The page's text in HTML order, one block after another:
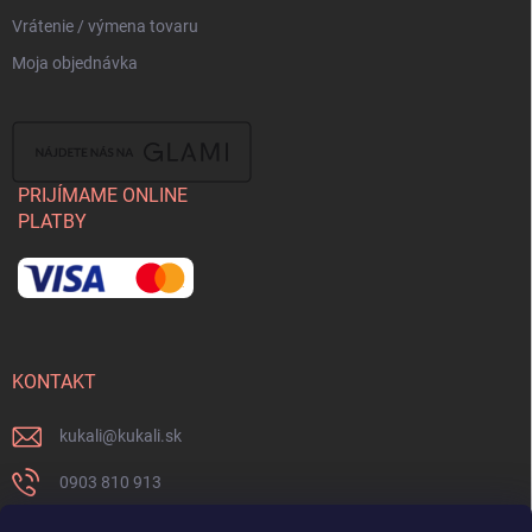
Vrátenie / výmena tovaru
Moja objednávka
PRIJÍMAME ONLINE
PLATBY
KONTAKT
kukali@kukali.sk
0903 810 913